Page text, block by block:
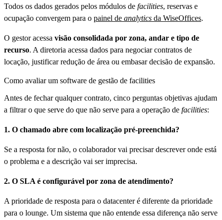
Todos os dados gerados pelos módulos de facilities, reservas e
ocupação convergem para o painel de analytics da WiseOffices.
O gestor acessa visão consolidada por zona, andar e tipo de
recurso. A diretoria acessa dados para negociar contratos de
locação, justificar redução de área ou embasar decisão de expansão.
Como avaliar um software de gestão de facilities
Antes de fechar qualquer contrato, cinco perguntas objetivas ajudam
a filtrar o que serve do que não serve para a operação de facilities:
1. O chamado abre com localização pré-preenchida?
Se a resposta for não, o colaborador vai precisar descrever onde está
o problema e a descrição vai ser imprecisa.
2. O SLA é configurável por zona de atendimento?
A prioridade de resposta para o datacenter é diferente da prioridade
para o lounge. Um sistema que não entende essa diferença não serve